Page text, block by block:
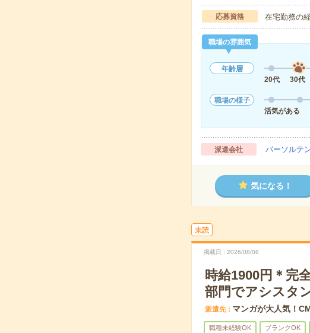
応募資格 在宅勤務の
職場の雰囲気
年齢層
20代
30代
職場の様子
活気がある
派遣会社 パーソルテ
気になる！
未読
掲載日 2026/08/08
時給1900円＊完
部門でアシスタ
派遣先 マンガが大人気！
職種未経験OK ブランクOK